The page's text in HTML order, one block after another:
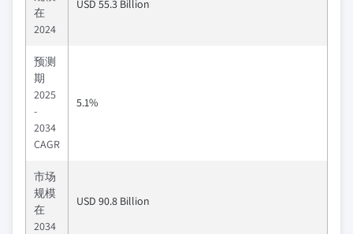
在
2024
USD 55.3 Billion
预测
期
2025
-
2034
CAGR
5.1%
市场
规模
在
2034
USD 90.8 Billion